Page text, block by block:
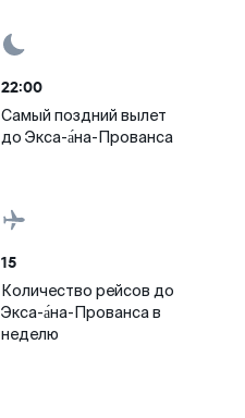
22:00
Самый поздний вылет
до Экса-а́на-Прованса
15
Количество рейсов до
Экса-а́на-Прованса в
неделю